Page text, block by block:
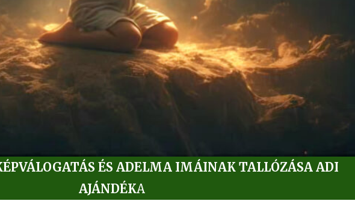
ÉS ADELMA IMÁINAK TALLÓZÁSA ADI
AJÁNDÉKA